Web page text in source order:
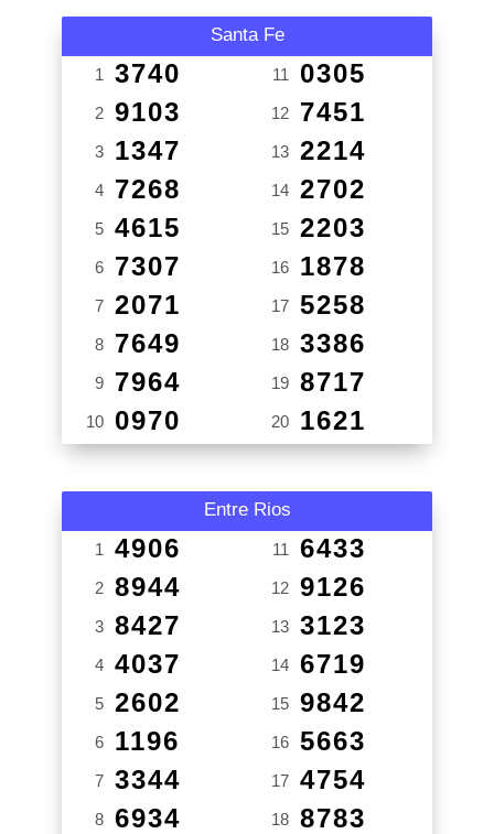
Santa Fe
1 3740
2 9103
3 1347
4 7268
5 4615
6 7307
7 2071
8 7649
9 7964
10 0970
11 0305
12 7451
13 2214
14 2702
15 2203
16 1878
17 5258
18 3386
19 8717
20 1621
Entre Rios
1 4906
2 8944
3 8427
4 4037
5 2602
6 1196
7 3344
8 6934
11 6433
12 9126
13 3123
14 6719
15 9842
16 5663
17 4754
18 8783